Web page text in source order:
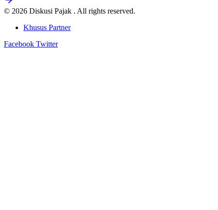
© 2026 Diskusi Pajak . All rights reserved.
Khusus Partner
Facebook Twitter